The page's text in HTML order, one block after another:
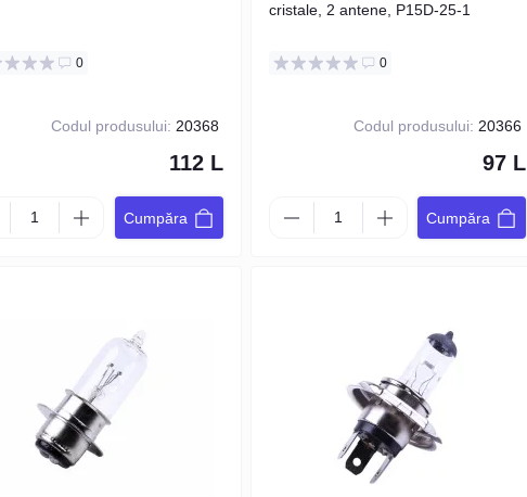
0
Codul produsului: 20368
112 L
Cumpăra
cristale, 2 antene, P15D-25-1
0
Codul produsului: 20366
97 L
Cumpăra